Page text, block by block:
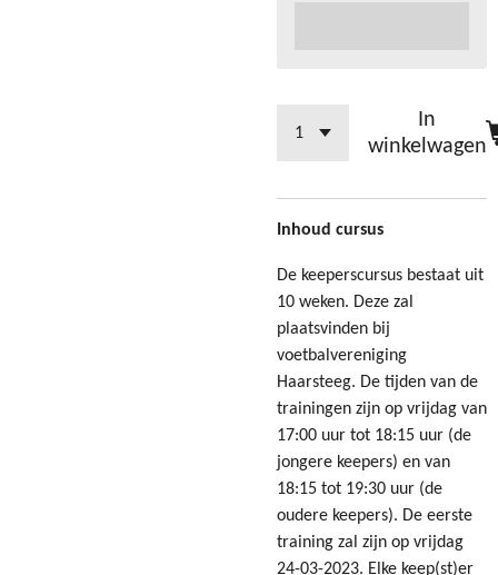
In
winkelwagen
Inhoud cursus
De keeperscursus bestaat uit
10 weken. Deze zal
plaatsvinden bij
voetbalvereniging
Haarsteeg. De tijden van de
trainingen zijn op vrijdag van
17:00 uur tot 18:15 uur (de
jongere keepers) en van
18:15 tot 19:30 uur (de
oudere keepers). De eerste
training zal zijn op vrijdag
24-03-2023. Elke keep(st)er